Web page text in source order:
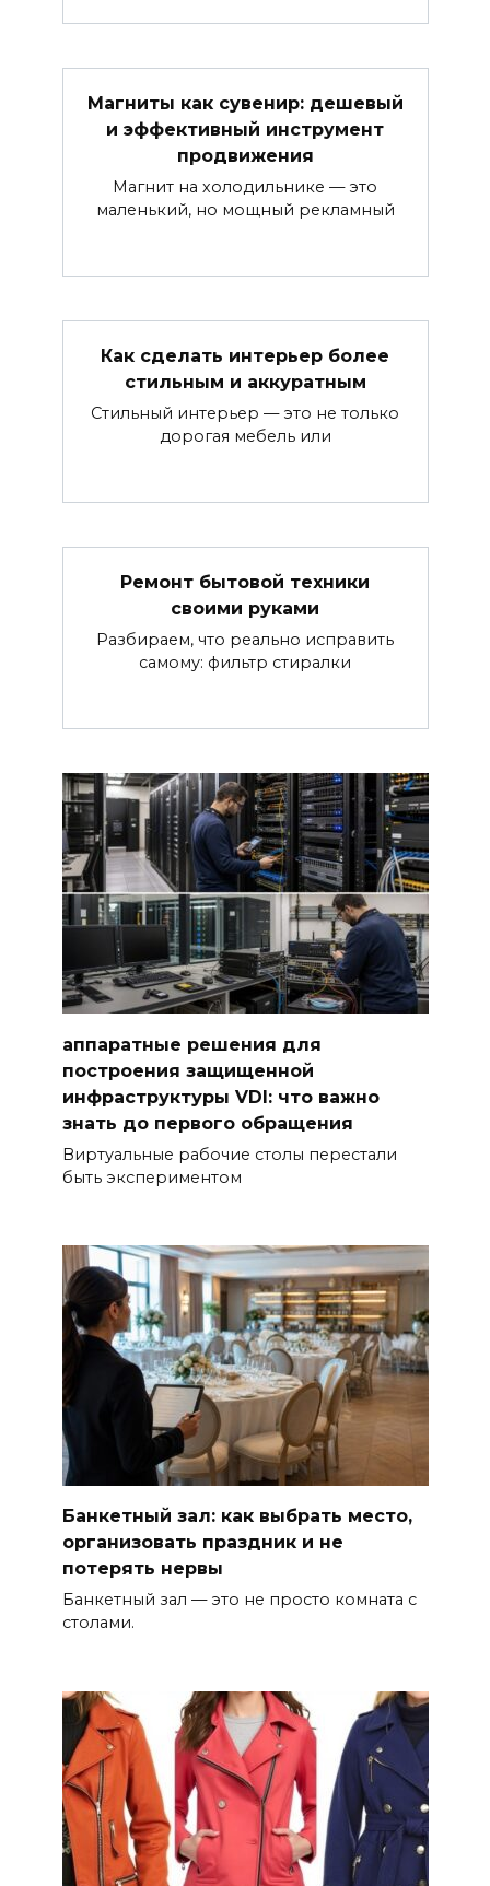
Магниты как сувенир: дешевый
и эффективный инструмент
продвижения
Магнит на холодильнике — это
маленький, но мощный рекламный
Как сделать интерьер более
стильным и аккуратным
Стильный интерьер — это не только
дорогая мебель или
Ремонт бытовой техники
своими руками
Разбираем, что реально исправить
самому: фильтр стиралки
аппаратные решения для
построения защищенной
инфраструктуры VDI: что важно
знать до первого обращения
Виртуальные рабочие столы перестали
быть экспериментом
Банкетный зал: как выбрать место,
организовать праздник и не
потерять нервы
Банкетный зал — это не просто комната с
столами.